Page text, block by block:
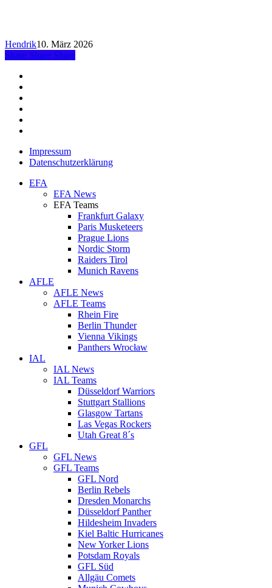
Hendrik10. März 2026
Share
Share Share Share
Impressum
Datenschutzerklärung
Close
EFA
EFA News
EFA Teams
Frankfurt Galaxy
Paris Musketeers
Prague Lions
Nordic Storm
Raiders Tirol
Munich Ravens
AFLE
AFLE News
AFLE Teams
Rhein Fire
Berlin Thunder
Vienna Vikings
Panthers Wrocław
IAL
IAL News
IAL Teams
Düsseldorf Warriors
Stuttgart Stallions
Glasgow Tartans
Las Vegas Rockers
Utah Great 8´s
GFL
GFL News
GFL Teams
GFL Nord
Berlin Rebels
Dresden Monarchs
Düsseldorf Panther
Hildesheim Invaders
Kiel Baltic Hurricanes
New Yorker Lions
Potsdam Royals
GFL Süd
Allgäu Comets